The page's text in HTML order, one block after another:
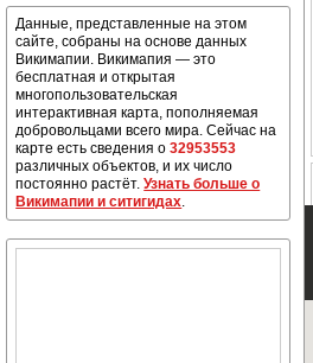
Данные, представленные на этом
сайте, собраны на основе данных
Викимапии. Викимапия — это
бесплатная и открытая
многопользовательская
интерактивная карта, пополняемая
добровольцами всего мира. Сейчас на
карте есть сведения о32953553
различных объектов, и их число
постоянно растёт.Узнать больше о
Викимапии и ситигидах.